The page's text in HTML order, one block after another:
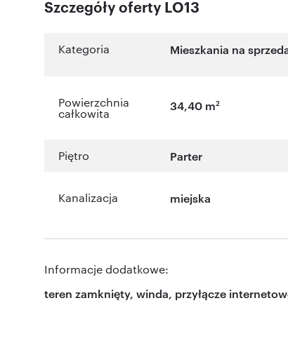
Szczegóły oferty LO13
Kategoria Mieszkania na
Powierzchnia
całkowita
34,40 m2
Piętro Parter
Kanalizacja miejska
Informacje dodatkowe:
teren zamknięty, winda, przyłącze